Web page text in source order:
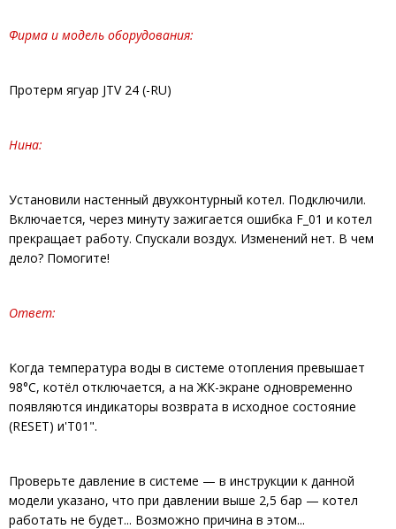
Фирма и модель оборудования:
Протерм ягуар JTV 24 (-RU)
Нина:
Установили настенный двухконтурный котел. Подключили.
Включается, через минуту зажигается ошибка F_01 и котел
прекращает работу. Спускали воздух. Изменений нет. В чем
дело? Помогите!
Ответ:
Когда температура воды в системе отопления превышает
98°С, котёл отключается, а на ЖК-экране одновременно
появляются индикаторы возврата в исходное состояние
(RESET) и'Т01".
Проверьте давление в системе — в инструкции к данной
модели указано, что при давлении выше 2,5 бар — котел
работать не будет... Возможно причина в этом...